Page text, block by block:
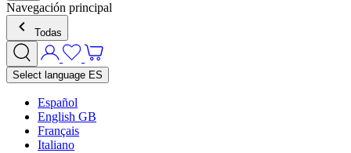
Navegación principal
Todas
Select language ES
Español
English GB
Français
Italiano